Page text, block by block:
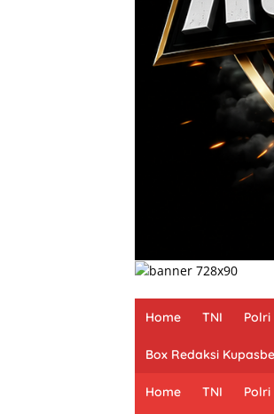
Home TNI Polri
Box Redaksi
Home TNI Polri